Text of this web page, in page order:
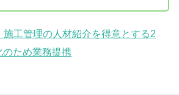
施工管理の人材紹介を得意とする2
ため業務提携